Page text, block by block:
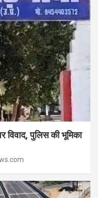
विवाद, पुलिस की भूमिका